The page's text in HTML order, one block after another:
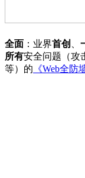
全面 ：业界首创
所有安全问题（攻
等）的 《Web全防